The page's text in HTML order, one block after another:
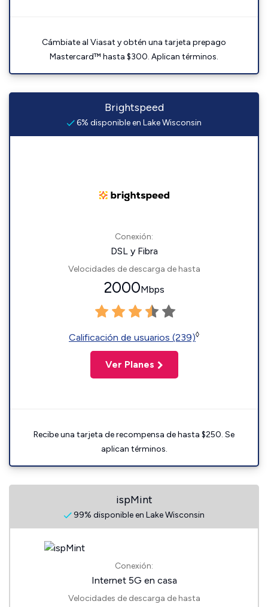
Cámbiate al Viasat y obtén una tarjeta prepago
Mastercard™ hasta $300. Aplican términos.
Brightspeed
6% disponible en Lake Wisconsin
Conexión:
DSL y Fibra
Velocidades de descarga de hasta
2000Mbps
Calificación de usuarios (239)◊
Ver Planes
Recibe una tarjeta de recompensa de hasta $250. Se
aplican términos.
ispMint
99% disponible en Lake Wisconsin
Conexión:
Internet 5G en casa
Velocidades de descarga de hasta